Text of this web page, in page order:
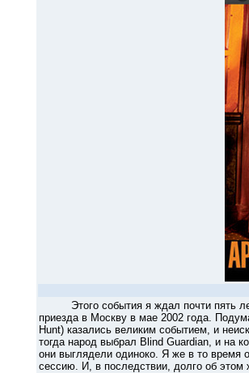
Этого события я ждал почти пять лет.
приезда в Москву в мае 2002 года.
Hunt) казались великим событием, и
тогда народ выбрал Blind Guardian, и на
они выглядели одиноко. Я же в то время
сессию. И, в последствии, долго об этом